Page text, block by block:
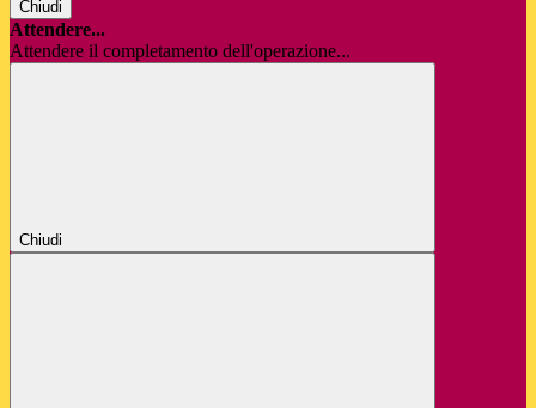
Chiudi
Attendere...
Attendere il completamento dell'operazione...
Chiudi